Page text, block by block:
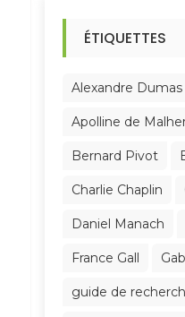
ÉTIQUETTES
Alexandre Dumas
Apolline de
Bernard Pivot
Charlie Chaplin
Daniel Manach
France Gall
guide de